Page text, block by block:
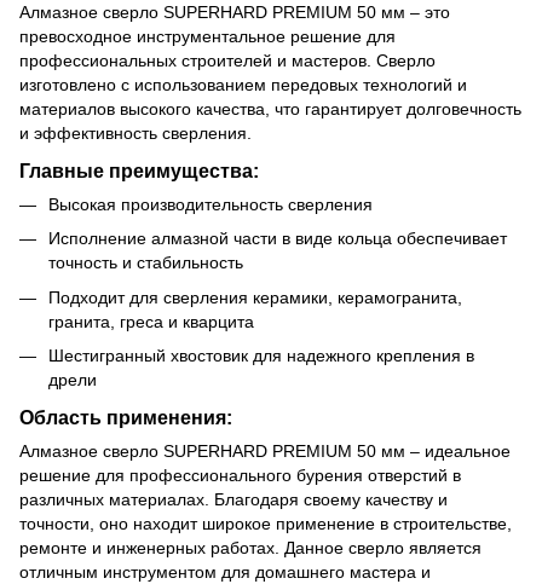
Алмазное сверло SUPERHARD PREMIUM 50 мм – это
превосходное инструментальное решение для
профессиональных строителей и мастеров. Сверло
изготовлено с использованием передовых технологий и
материалов высокого качества, что гарантирует долговечность
и эффективность сверления.
Главные преимущества:
Высокая производительность сверления
Исполнение алмазной части в виде кольца обеспечивает
точность и стабильность
Подходит для сверления керамики, керамогранита,
гранита, греса и кварцита
Шестигранный хвостовик для надежного крепления в
дрели
Область применения:
Алмазное сверло SUPERHARD PREMIUM 50 мм – идеальное
решение для профессионального бурения отверстий в
различных материалах. Благодаря своему качеству и
точности, оно находит широкое применение в строительстве,
ремонте и инженерных работах. Данное сверло является
отличным инструментом для домашнего мастера и